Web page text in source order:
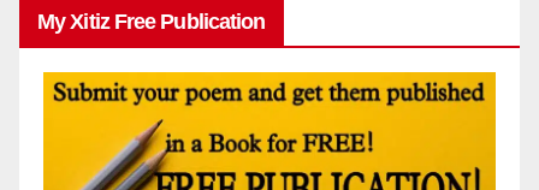
My Xitiz Free Publication